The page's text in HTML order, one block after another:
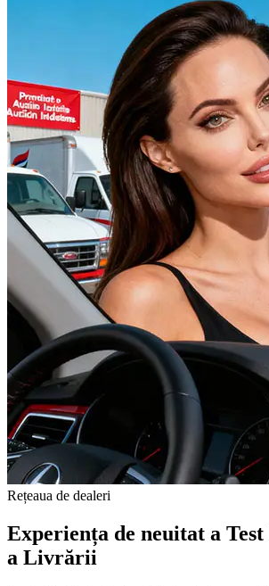
Rețeaua de dealeri
Experiența de neuitat a
a Livrării